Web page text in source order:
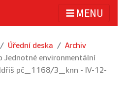
MENU
Úřední deska
Archiv
Jednotné environmentální
pč_1168/3_knn - IV-12-